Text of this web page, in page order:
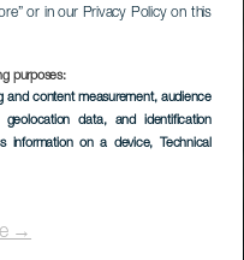
or in our Privacy Policy on this
purposes:
and content measurement, audience
data, and identification
information on a device, Technical
→